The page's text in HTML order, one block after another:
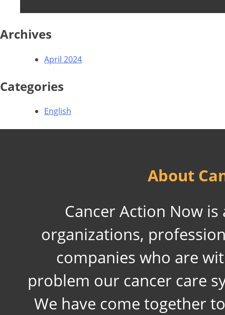
Archives
April 2024
Categories
English
About
Cancer Action Now
organizations,
companies who are
problem our cancer care
We have come together